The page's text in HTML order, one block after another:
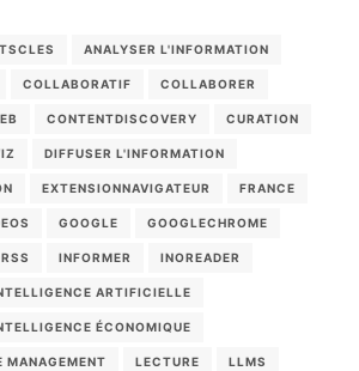
ANALYSER L'INFORMATION
COLLABORATIF COLLABORER
CONTENTDISCOVERY CURATION
DIFFUSER L'INFORMATION
EXTENSIONNAVIGATEUR FRANCE
GOOGLE GOOGLECHROME
INFORMER INOREADER
ARTIFICIELLE
ÉCONOMIQUE
MANAGEMENT LECTURE LLMS